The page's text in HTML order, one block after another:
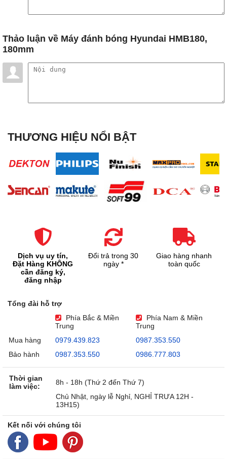
Thảo luận về Máy đánh bóng Hyundai HMB180,
180mm
THƯƠNG HIỆU NỔI BẬT
Dịch vụ uy tín,
Đặt Hàng KHÔNG
cần đăng ký,
đăng nhập
Đổi trả trong 30
ngày *
Giao hàng nhanh
toàn quốc
Tổng đài hỗ trợ
Phía Bắc & Miền
Trung
Phía Nam & Miền
Trung
Mua hàng
0979.439.823
0987.353.550
Bảo hành
0987.353.550 0986.777.803
Thời gian
làm việc:
8h - 18h (Thứ 2 đến Thứ 7)
Chủ Nhật, ngày lễ Nghỉ, NGHỈ TRƯA 12H -
13H15)
Kết nối với chúng tôi